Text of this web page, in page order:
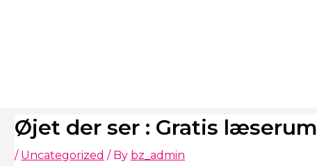
Øjet der ser : Gratis læserum
/ Uncategorized / By bz_admin